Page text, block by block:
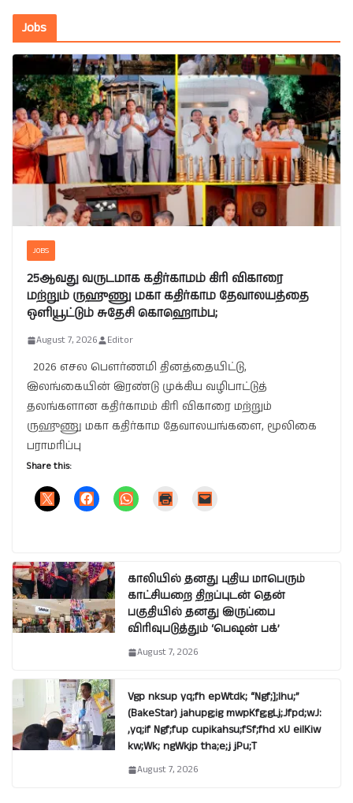
Jobs
JOBS
25ஆவது வருடமாக கதிர்காமம் கிரி விகாரை
மற்றும் ருஹுணு மகா கதிர்காம தேவாலயத்தை
ஒளியூட்டும் சுதேசி கொஹொம்ப;
August 7, 2026 Editor
2026 எசல பௌர்ணமி தினத்தையிட்டு,
இலங்கையின் இரண்டு முக்கிய வழிபாட்டுத்
தலங்களான கதிர்காமம் கிரி விகாரை மற்றும்
ருஹுணு மகா கதிர்காம தேவாலயங்களை, மூலிகை
பராமரிப்பு
Share this:
காலியில் தனது புதிய மாபெரும்
காட்சியறை திறப்புடன் தென்
பகுதியில் தனது இருப்பை
விரிவுபடுத்தும் ‘பெஷன் பக்’
August 7, 2026
Vgp nksup yq;fh epWtdk; “Ngf;];lhu;”
(BakeStar) jahupg;ig mwpKfg;gLj;Jfpd;wJ:
,yq;if Ngf;fup cupikahsu;fSf;fhd xU eilKiw
kw;Wk; ngWkjp tha;e;j jPu;T
August 7, 2026